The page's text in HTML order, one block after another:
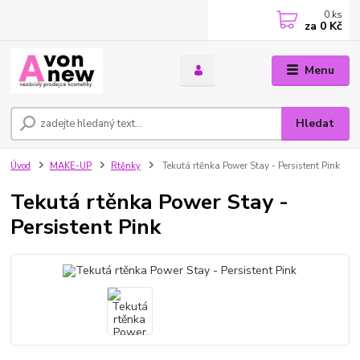
Menu
Hledat
0 ks
za 0 Kč
Úvod MAKE-UP Rtěnky Tekutá rtěnka Power Stay - Persistent Pink
Tekutá rtěnka Power Stay -
Persistent Pink